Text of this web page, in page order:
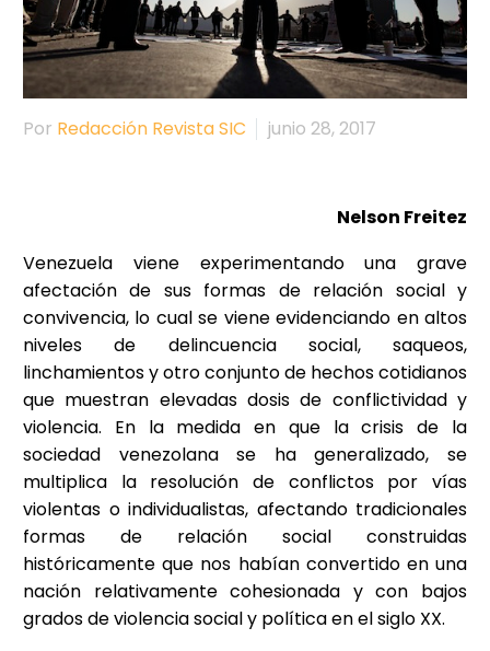
Por Redacción Revista SIC junio 28, 2017
Nelson Freitez
Venezuela viene experimentando una grave
afectación de sus formas de relación social y
convivencia, lo cual se viene evidenciando en altos
niveles de delincuencia social, saqueos,
linchamientos y otro conjunto de hechos cotidianos
que muestran elevadas dosis de conflictividad y
violencia. En la medida en que la crisis de la
sociedad venezolana se ha generalizado, se
multiplica la resolución de conflictos por vías
violentas o individualistas, afectando tradicionales
formas de relación social construidas
históricamente que nos habían convertido en una
nación relativamente cohesionada y con bajos
grados de violencia social y política en el siglo XX.